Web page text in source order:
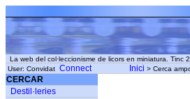
La web del col·leccionisme de licors en miniatura. Tinc
User: Convidat Connect Inici > Cerca
CERCAR
Destil·leries